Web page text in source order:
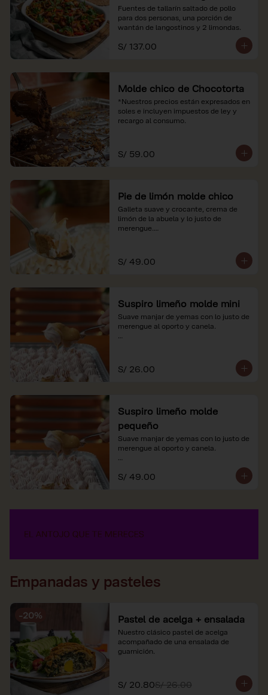
2 limonadas
Fuentes de tallarín saltado de pollo
para dos personas, una porción de
wantán de langostinos y 2 limondas.
S/ 137.00
Molde chico de Chocotorta
*Nuestros precios están expresados en
soles e incluyen impuestos de ley y
recargo al consumo.
S/ 59.00
Pie de limón molde chico
Galleta suave y crocante, crema de
limón de la abuela y lo justo de
merengue.
soles e incluyen impuestos de ley y
recargo al consumo.
S/ 49.00
Suspiro limeño molde mini
Suave manjar de yemas con lo justo de
merengue al oporto y canela.
S/ 26.00
Suspiro limeño molde
pequeño
Suave manjar de yemas con lo justo de
merengue al oporto y canela.
*Nuestros precios están expresados en
soles e incluyen impuestos de ley y
S/ 49.00
Empanadas y pasteles
-20% Pastel de acelga + ensalada
Nuestro clásico pastel de acelga
acompañado de una ensalada de
guarnición.
S/ 20.80S/ 26.00